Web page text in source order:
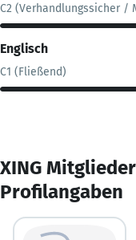
C2 (Verhandlungssicher /
Englisch
C1 (Fließend)
XING
Profilangaben